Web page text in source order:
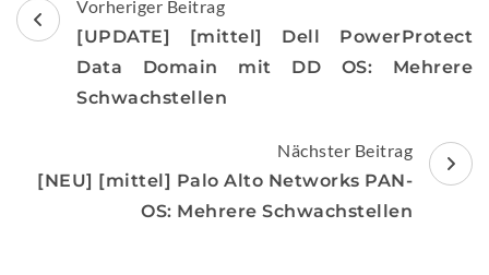
Vorheriger Beitrag
[UPDATE] [mittel] Dell PowerProtect
Data Domain mit DD OS: Mehrere
Schwachstellen
Nächster Beitrag
[NEU] [mittel] Palo Alto Networks PAN-
OS: Mehrere Schwachstellen